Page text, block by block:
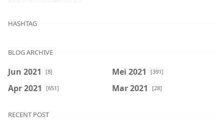
HASHTAG
BLOG ARCHIVE
Jun 2021 [8] Mei 2021 [391]
Apr 2021 [651] Mar 2021 [28]
RECENT POST